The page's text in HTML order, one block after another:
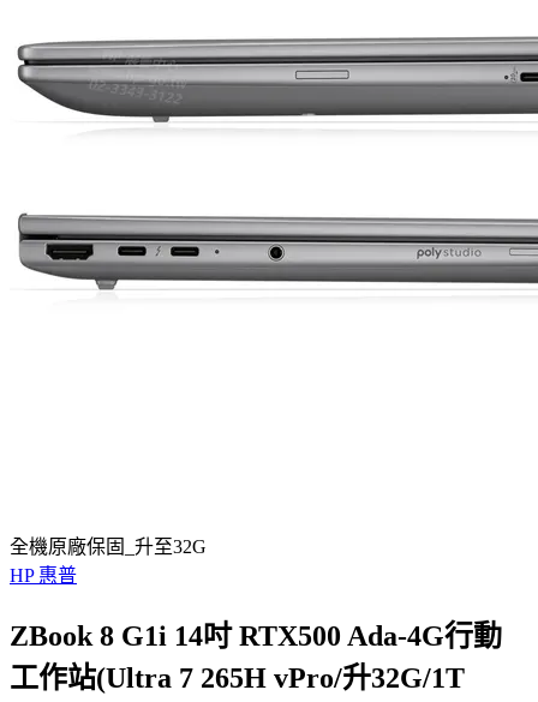
全機原廠保固_升至32G
HP 惠普
ZBook 8 G1i 14吋 RTX500 Ada-4G行動
工作站(Ultra 7 265H vPro/升32G/1T